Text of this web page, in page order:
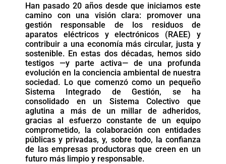
Han pasado 20 años desde que iniciamos este
camino con una visión clara: promover una
gestión responsable de los residuos de
aparatos eléctricos y electrónicos (RAEE) y
contribuir a una economía más circular, justa y
sostenible. En estas dos décadas, hemos sido
testigos —y parte activa— de una profunda
evolución en la conciencia ambiental de nuestra
sociedad. Lo que comenzó como un pequeño
Sistema Integrado de Gestión, se ha
consolidado en un Sistema Colectivo que
aglutina a más de un millar de adheridos,
gracias al esfuerzo constante de un equipo
comprometido, la colaboración con entidades
públicas y privadas, y, sobre todo, la confianza
de las empresas productoras que creen en un
futuro más limpio y responsable.